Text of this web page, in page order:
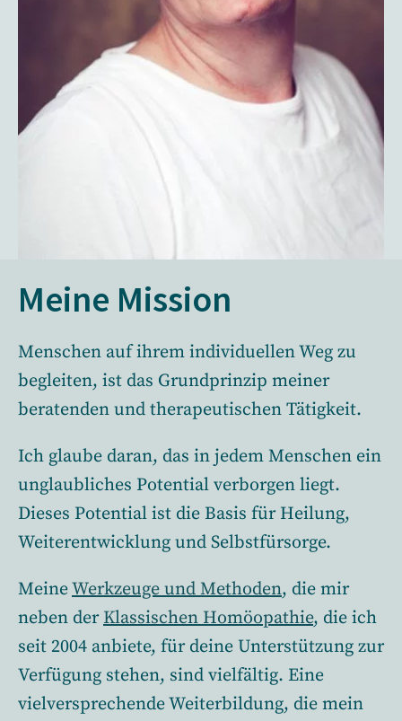
Meine Mission
Menschen auf ihrem individuellen Weg zu
begleiten, ist das Grundprinzip meiner
beratenden und therapeutischen Tätigkeit.
Ich glaube daran, das in jedem Menschen ein
unglaubliches Potential verborgen liegt.
Dieses Potential ist die Basis für Heilung,
Weiterentwicklung und Selbstfürsorge.
MeineWerkzeuge und Methoden, die mir
neben der Klassischen Homöopathie, die ich
seit 2004 anbiete, für deine Unterstützung zur
Verfügung stehen, sind vielfältig. Eine
vielversprechende Weiterbildung, die mein